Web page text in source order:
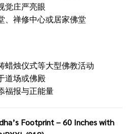
觉庄严亮眼
、禅修中心或居家佛堂
蜡烛仪式等大型佛教活动
道场或佛殿
福报与正能量
Footprint – 60 Inches with